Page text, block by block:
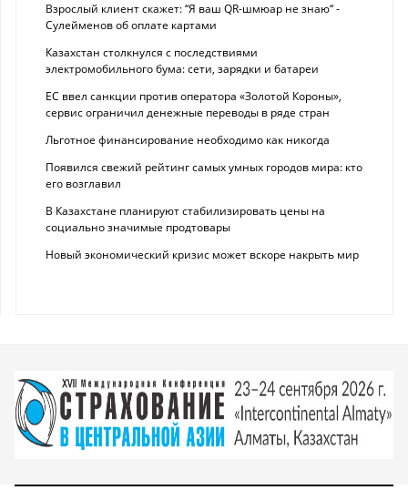
Взрослый клиент скажет: “Я ваш QR-шмюар не знаю“ -
Сулейменов об оплате картами
Казахстан столкнулся с последствиями
электромобильного бума: сети, зарядки и батареи
ЕС ввел санкции против оператора «Золотой Короны»,
сервис ограничил денежные переводы в ряде стран
Льготное финансирование необходимо как никогда
Появился свежий рейтинг самых умных городов мира: кто
его возглавил
В Казахстане планируют стабилизировать цены на
социально значимые продтовары
Новый экономический кризис может вскоре накрыть мир